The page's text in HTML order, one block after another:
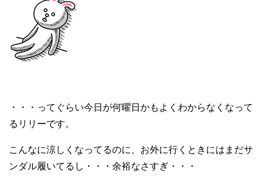
・・・ってぐらい今日が何曜日かもよくわからなくなって
るリリーです。
こんなに涼しくなってるのに、お外に行くときにはまだサ
ンダル履いてるし・・・余裕なさすぎ・・・